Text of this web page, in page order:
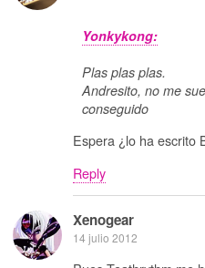
Yonkykong:
Plas plas plas.
Andresito, no me
conseguido
Espera ¿lo ha escrito
Reply
Xenogear
14 julio 2012